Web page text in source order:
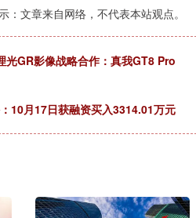
：文章来自网络，不代表本站观点。
光GR影像战略合作：真我GT8 Pro
10月17日获融资买入3314.01万元